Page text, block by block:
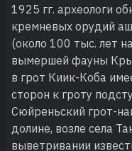
1925 гг. археологи
кремневых орудий
(около 100 тыс. лет
вымершей фауны
в грот Киик-Коба
сторон к гроту
Сюйреньский грот-
долине, возле села
выветривании